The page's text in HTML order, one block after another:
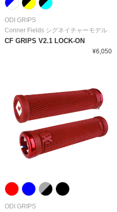
ODI GRIPS
Conner Fields シグネイチャーモデル
CF GRIPS V2.1 LOCK-ON
¥6,050
ODI GRIPS